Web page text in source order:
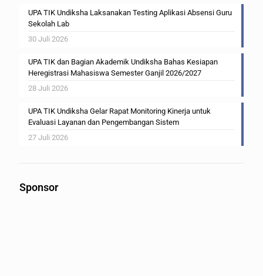
UPA TIK Undiksha Laksanakan Testing Aplikasi Absensi Guru
Sekolah Lab
30 Juli 2026
UPA TIK dan Bagian Akademik Undiksha Bahas Kesiapan
Heregistrasi Mahasiswa Semester Ganjil 2026/2027
28 Juli 2026
UPA TIK Undiksha Gelar Rapat Monitoring Kinerja untuk
Evaluasi Layanan dan Pengembangan Sistem
27 Juli 2026
Sponsor